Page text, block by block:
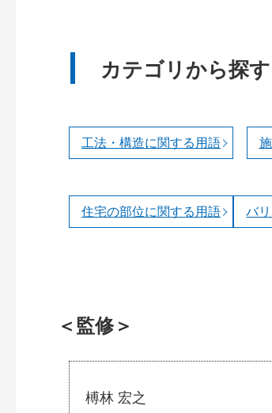
カテゴリから探す
工法・構造に関する用語
住宅の部位に関する用語 バ
＜監修＞
榑林 宏之